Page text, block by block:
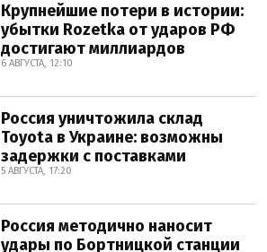
Крупнейшие потери в истории:
убытки Rozetka от ударов РФ
достигают миллиардов
6 АВГУСТА, 12:10
Россия уничтожила склад
Toyota в Украине: возможны
задержки с поставками
5 АВГУСТА, 17:20
Россия методично наносит
удары по Бортницкой станции